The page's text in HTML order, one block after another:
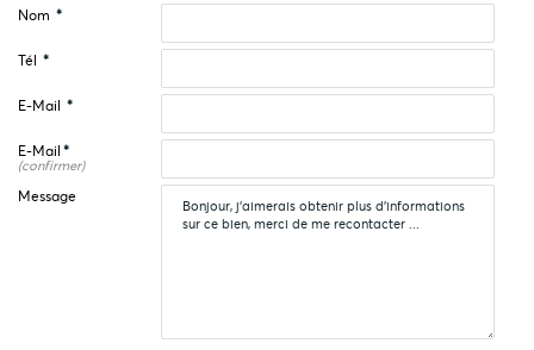
Nom *
Tél *
E-Mail *
E-Mail *
(confirmer)
Message